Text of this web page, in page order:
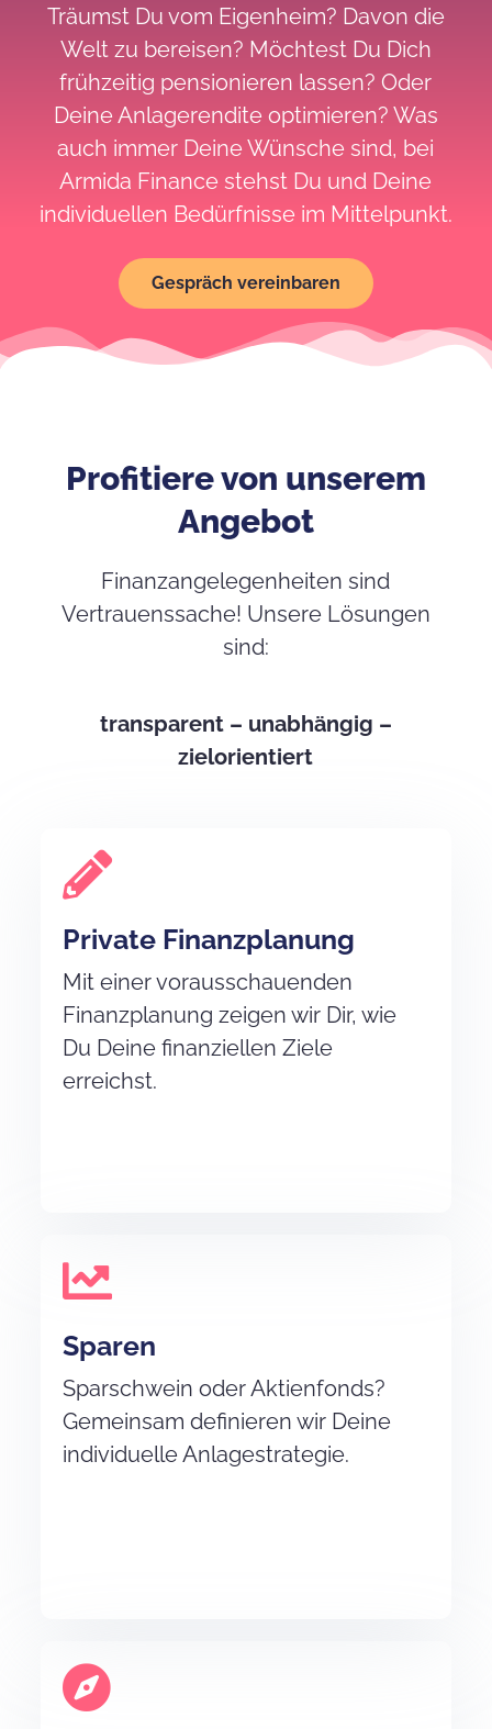
Träumst Du vom Eigenheim? Davon die
Welt zu bereisen? Möchtest Du Dich
frühzeitig pensionieren lassen? Oder
Deine Anlagerendite optimieren? Was
auch immer Deine Wünsche sind, bei
Armida Finance stehst Du und Deine
individuellen Bedürfnisse im Mittelpunkt.
Gespräch vereinbaren
Profitiere von unserem
Angebot
Finanzangelegenheiten sind
Vertrauenssache! Unsere Lösungen
sind:
transparent – unabhängig –
zielorientiert
Private Finanzplanung
Mit einer vorausschauenden
Finanzplanung zeigen wir Dir, wie
Du Deine finanziellen Ziele
erreichst.
Sparen
Sparschwein oder Aktienfonds?
Gemeinsam definieren wir Deine
individuelle Anlagestrategie.